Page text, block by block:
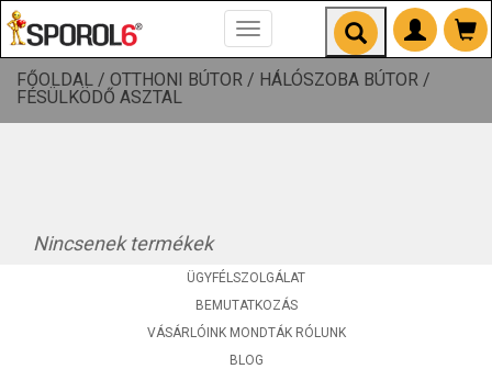
Toggle
navigation
FŐOLDAL / OTTHONI BÚTOR / HÁLÓSZOBA BÚTOR /
FÉSÜLKÖDŐ ASZTAL
Nincsenek termékek
ÜGYFÉLSZOLGÁLAT
BEMUTATKOZÁS
VÁSÁRLÓINK MONDTÁK RÓLUNK
BLOG